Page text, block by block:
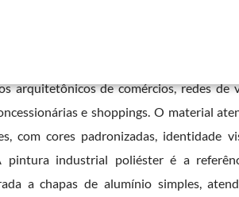
é um painel composto por duas
arquitetônicos de comércios, redes de
e shoppings. O material
com cores padronizadas, identidade
pintura industrial poliéster é a
a chapas de alumínio simples,